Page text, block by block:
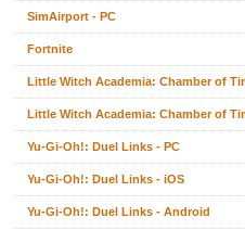
SimAirport - PC
Fortnite
Little Witch Academia: Chamber of
Little Witch Academia: Chamber of
Yu-Gi-Oh!: Duel Links - PC
Yu-Gi-Oh!: Duel Links - iOS
Yu-Gi-Oh!: Duel Links - Android